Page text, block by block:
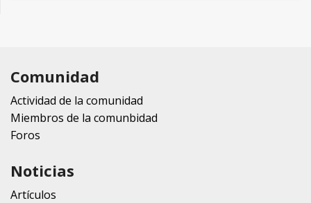
Comunidad
Actividad de la comunidad
Miembros de la comunbidad
Foros
Noticias
Artículos